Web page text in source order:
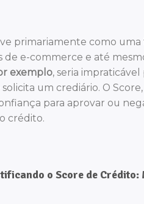
primariamente como
de e-commerce e até
exemplo, seria
um crediário. O Score,
para aprovar ou
crédito.
o Score de Crédito: